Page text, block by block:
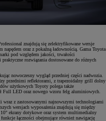
znajdują się zelektryfikowane wersje
oraz z pokaźną ładownością. Gama Toyota
pod względem jakości, trwałości
rozwiązania dostosowane do różnych
nowoczesny wygląd przedniej części nadwozia.
przednimi reflektorami, z trapezoidalny grill dolny
użytkowych Toyoty polega także
Full LED oraz nowego wzoru felg aluminiowych.
z zastosowanymi najnowszymi technologiami
wersjach wyposażenia znajdują się między
ekrany dotykowe oraz system multimedialny
łączności obejmujące również nawigację